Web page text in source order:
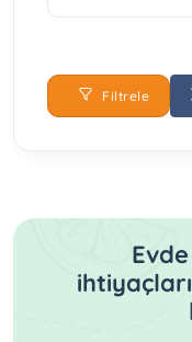
Filtrele